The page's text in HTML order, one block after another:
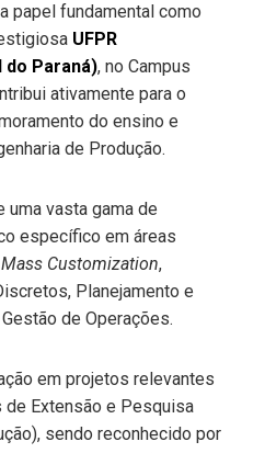
papel fundamental como
UFPR
do Paraná), no Campus
ativamente para o
do ensino e
de Produção.
uma vasta gama de
específico em áreas
Mass Customization,
Planejamento e
de Operações.
em projetos relevantes
de Extensão e Pesquisa
sendo reconhecido por